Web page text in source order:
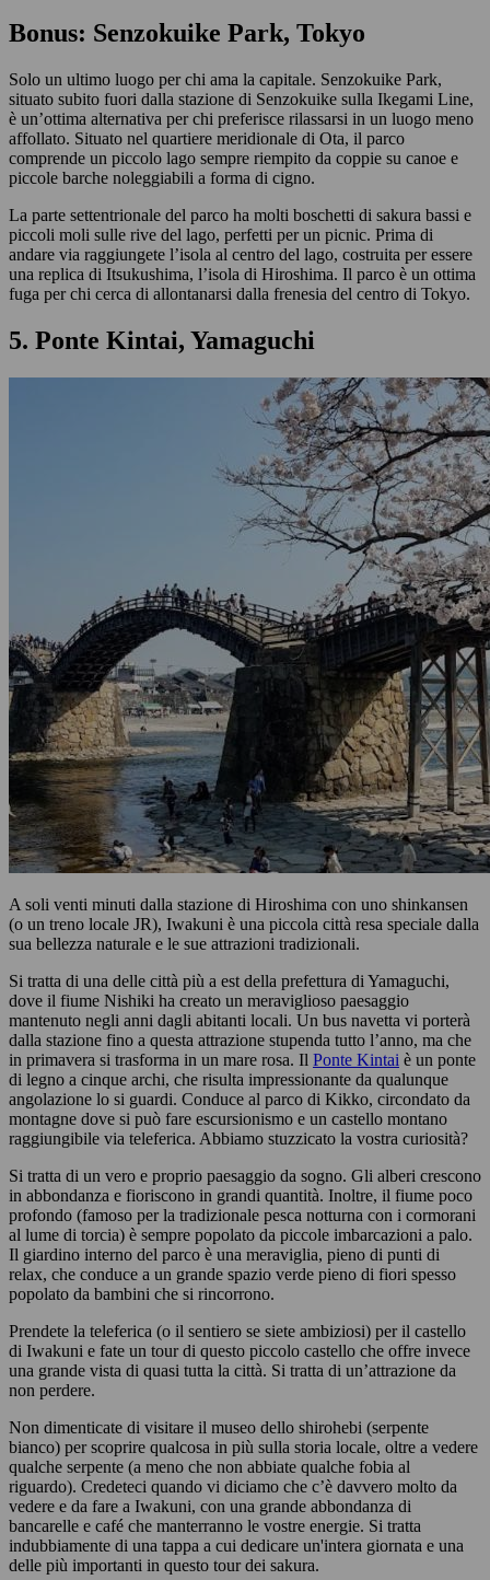
Bonus: Senzokuike Park, Tokyo
Solo un ultimo luogo per chi ama la capitale. Senzokuike Park,
situato subito fuori dalla stazione di Senzokuike sulla Ikegami Line,
è un’ottima alternativa per chi preferisce rilassarsi in un luogo meno
affollato. Situato nel quartiere meridionale di Ota, il parco
comprende un piccolo lago sempre riempito da coppie su canoe e
piccole barche noleggiabili a forma di cigno.
La parte settentrionale del parco ha molti boschetti di sakura bassi e
piccoli moli sulle rive del lago, perfetti per un picnic. Prima di
andare via raggiungete l’isola al centro del lago, costruita per essere
una replica di Itsukushima, l’isola di Hiroshima. Il parco è un ottima
fuga per chi cerca di allontanarsi dalla frenesia del centro di Tokyo.
5. Ponte Kintai, Yamaguchi
A soli venti minuti dalla stazione di Hiroshima con uno shinkansen
(o un treno locale JR), Iwakuni è una piccola città resa speciale dalla
sua bellezza naturale e le sue attrazioni tradizionali.
Si tratta di una delle città più a est della prefettura di Yamaguchi,
dove il fiume Nishiki ha creato un meraviglioso paesaggio
mantenuto negli anni dagli abitanti locali. Un bus navetta vi porterà
dalla stazione fino a questa attrazione stupenda tutto l’anno, ma che
in primavera si trasforma in un mare rosa. Il Ponte Kintai è un ponte
di legno a cinque archi, che risulta impressionante da qualunque
angolazione lo si guardi. Conduce al parco di Kikko, circondato da
montagne dove si può fare escursionismo e un castello montano
raggiungibile via teleferica. Abbiamo stuzzicato la vostra curiosità?
Si tratta di un vero e proprio paesaggio da sogno. Gli alberi crescono
in abbondanza e fioriscono in grandi quantità. Inoltre, il fiume poco
profondo (famoso per la tradizionale pesca notturna con i cormorani
al lume di torcia) è sempre popolato da piccole imbarcazioni a palo.
Il giardino interno del parco è una meraviglia, pieno di punti di
relax, che conduce a un grande spazio verde pieno di fiori spesso
popolato da bambini che si rincorrono.
Prendete la teleferica (o il sentiero se siete ambiziosi) per il castello
di Iwakuni e fate un tour di questo piccolo castello che offre invece
una grande vista di quasi tutta la città. Si tratta di un’attrazione da
non perdere.
Non dimenticate di visitare il museo dello shirohebi (serpente
bianco) per scoprire qualcosa in più sulla storia locale, oltre a vedere
qualche serpente (a meno che non abbiate qualche fobia al
riguardo). Credeteci quando vi diciamo che c’è davvero molto da
vedere e da fare a Iwakuni, con una grande abbondanza di
bancarelle e café che manterranno le vostre energie. Si tratta
indubbiamente di una tappa a cui dedicare un'intera giornata e una
delle più importanti in questo tour dei sakura.